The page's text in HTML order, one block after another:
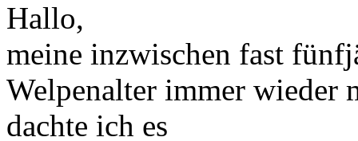
Hallo,
meine inzwischen fast
Welpenalter immer wieder
dachte ich es